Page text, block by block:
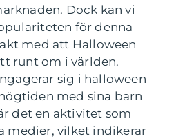
Dock kan vi
för denna
med att Halloween
runt om i världen.
sig i halloween
med sina barn
det en aktivitet som
medier, vilket indikerar